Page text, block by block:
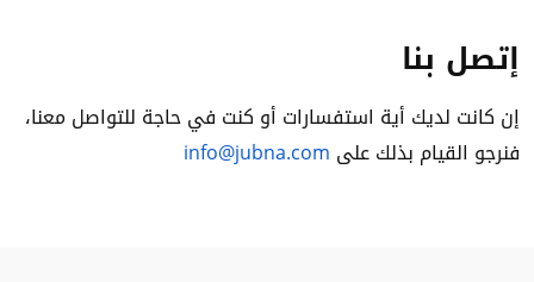
إتصل بنا
إن كانت لديك أية استفسارات أو كنت في حاجة للتواصل معنا،
فنرجو القيام بذلك على info@jubna.com